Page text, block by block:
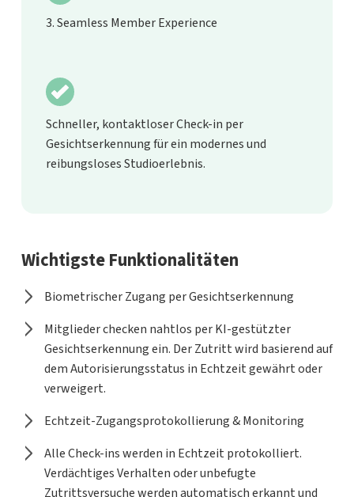
3. Seamless Member Experience
Schneller, kontaktloser Check-in per
Gesichtserkennung für ein modernes und
reibungsloses Studioerlebnis.
Wichtigste Funktionalitäten
Biometrischer Zugang per Gesichtserkennung
Mitglieder checken nahtlos per KI-gestützter
Gesichtserkennung ein. Der Zutritt wird basierend auf
dem Autorisierungsstatus in Echtzeit gewährt oder
verweigert.
Echtzeit-Zugangsprotokollierung & Monitoring
Alle Check-ins werden in Echtzeit protokolliert.
Verdächtiges Verhalten oder unbefugte
Zutrittsversuche werden automatisch erkannt und